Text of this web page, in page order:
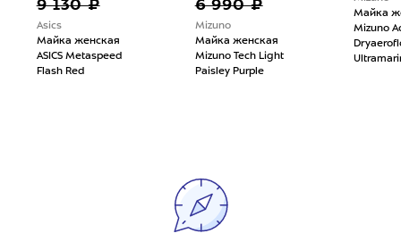
9 130 ₽
Asics
Майка женская
ASICS Metaspeed
Flash Red
6 990 ₽
Mizuno
Майка женская
Mizuno Tech Light
Paisley Purple
Майка
Mizuno